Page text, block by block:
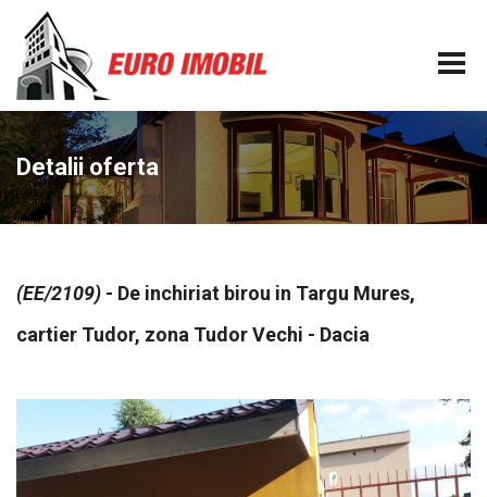
Detalii oferta
(EE/2109) - De inchiriat birou in Targu Mures,
cartier Tudor, zona Tudor Vechi - Dacia